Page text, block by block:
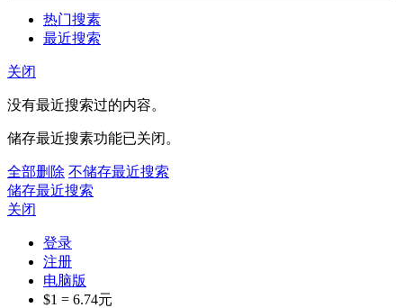
热门搜素
最近搜索
关闭
没有最近搜索过的内容。
储存最近搜素功能已关闭。
全部删除 不储存最近搜索
储存最近搜索
关闭
登录
注册
电脑版
$1 = 6.74元